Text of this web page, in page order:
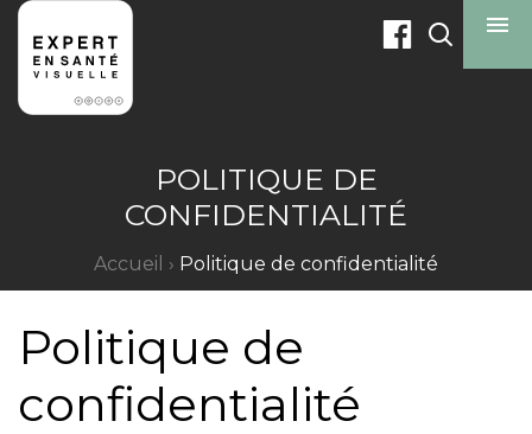
menu
POLITIQUE DE
CONFIDENTIALITÉ
Accueil › Politique de confidentialité
Politique de
confidentialité